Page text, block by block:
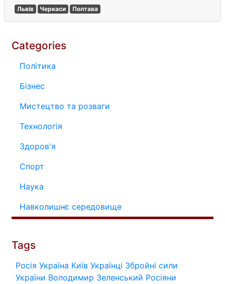
Львів Черкаси Полтава
Categories
Політика
Бізнес
Мистецтво та розваги
Технологія
Здоров'я
Спорт
Наука
Навколишнє середовище
Tags
Росія Україна Київ Українці Збройні сили
України Володимир Зеленський Росіяни